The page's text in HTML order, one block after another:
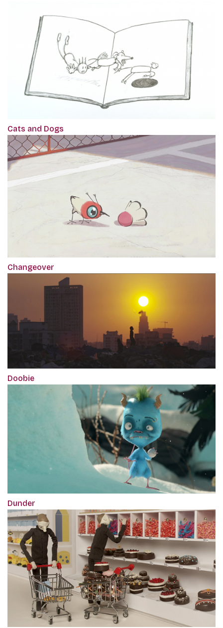
Cats and Dogs
Changeover
Doobie
Dunder